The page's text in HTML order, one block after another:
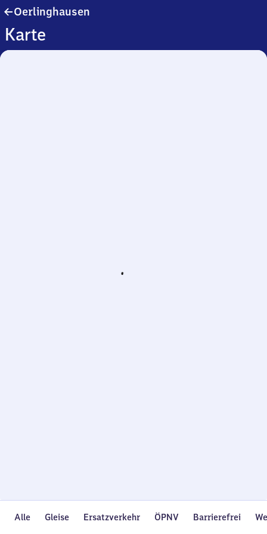
Oerlinghausen
Karte
Alle Gleise Ersatzverkehr ÖPNV Barrierefrei